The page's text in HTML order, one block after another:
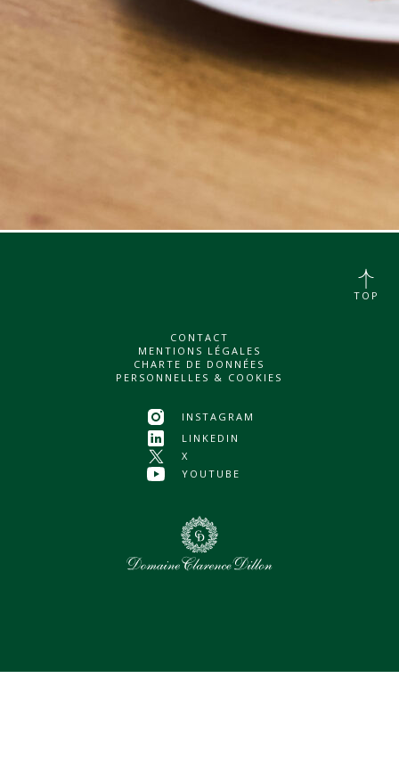
CONTACT
MENTIONS LÉGALES
CHARTE DE DONNÉES
PERSONNELLES & COOKIES
INSTAGRAM
LINKEDIN
X
YOUTUBE
TOP